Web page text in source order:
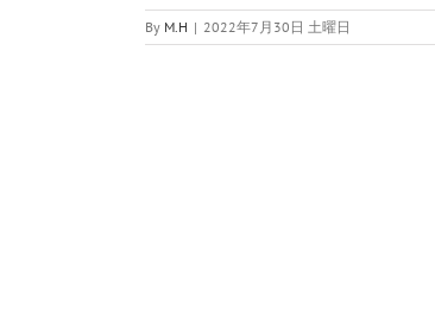
By M.H | 2022年7月30日 土曜日